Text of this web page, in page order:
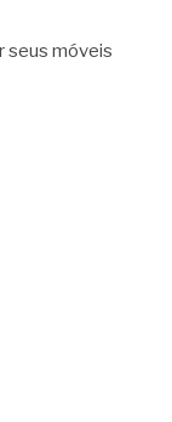
seus móveis